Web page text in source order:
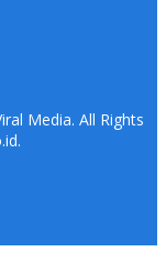
Media. All Rights